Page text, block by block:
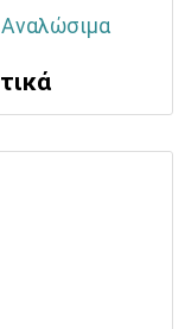
Αναλώσιμα